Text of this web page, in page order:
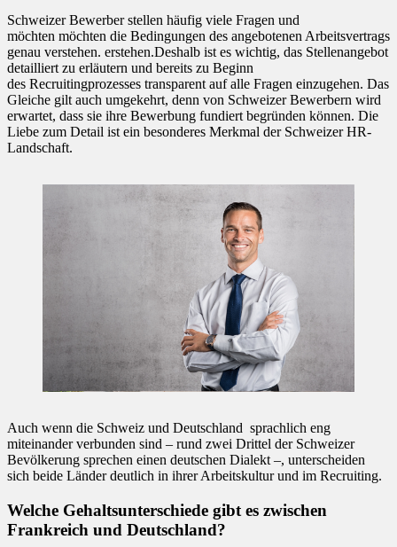
Schweizer Bewerber stellen häufig viele Fragen und
möchten möchten die Bedingungen des angebotenen Arbeitsvertrags
genau verstehen. erstehen.Deshalb ist es wichtig, das Stellenangebot
detailliert zu erläutern und bereits zu Beginn
des Recruitingprozesses transparent auf alle Fragen einzugehen. Das
Gleiche gilt auch umgekehrt, denn von Schweizer Bewerbern wird
erwartet, dass sie ihre Bewerbung fundiert begründen können. Die
Liebe zum Detail ist ein besonderes Merkmal der Schweizer HR-
Landschaft.
Auch wenn die Schweiz und Deutschland sprachlich eng
miteinander verbunden sind – rund zwei Drittel der Schweizer
Bevölkerung sprechen einen deutschen Dialekt –, unterscheiden
sich beide Länder deutlich in ihrer Arbeitskultur und im Recruiting.
Welche Gehaltsunterschiede gibt es zwischen
Frankreich und Deutschland?